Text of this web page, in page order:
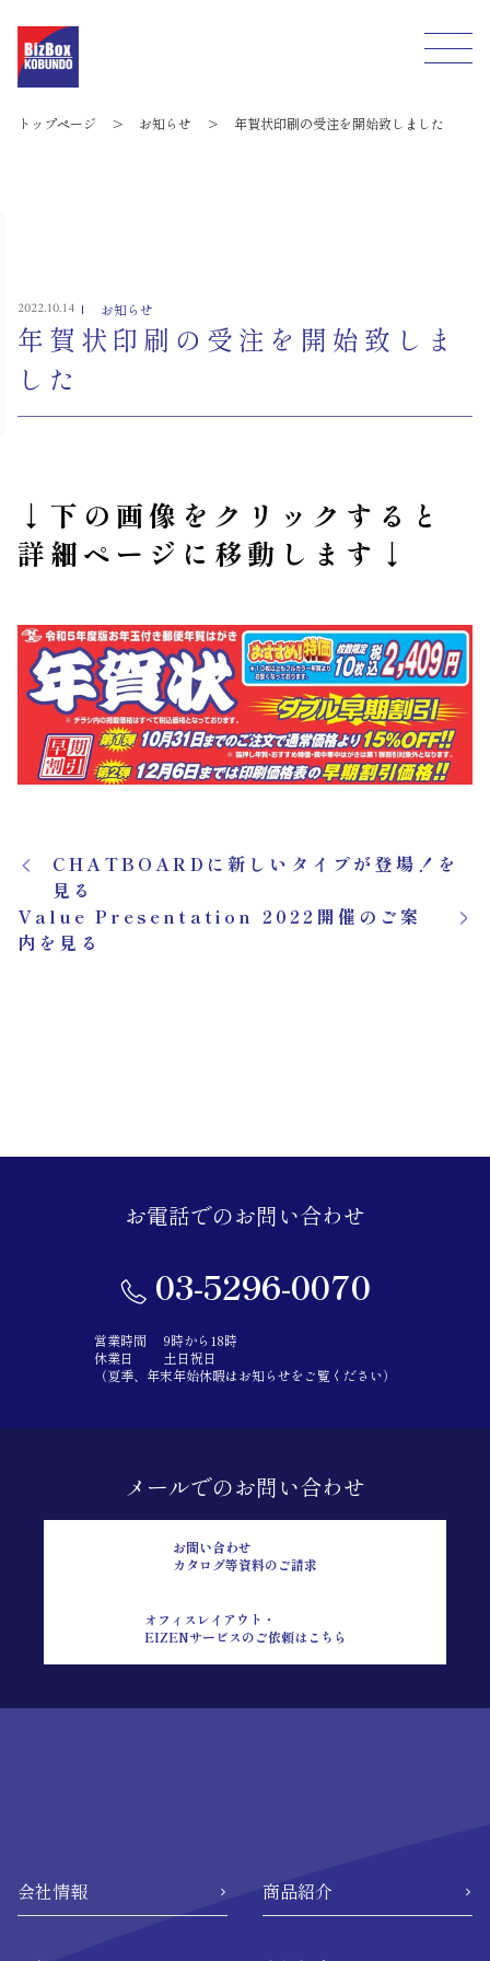
トップページ > お知らせ > 年賀状印刷の受注を開始致しました
2022.10.14 お知らせ
年賀状印刷の受注を開始致しま
した
↓ 下の画像をクリックすると
詳細ページに移動します ↓
CHATBOARDに新しいタイプが登場！を
見る
Value Presentation 2022開催のご案
内を見る
お電話でのお問い合わせ
03-5296-0070
営業時間
9時から18時
休業日
土日祝日
（夏季、年末年始休暇はお知らせをご覧ください）
メールでのお問い合わせ
お問い合わせ
カタログ等資料のご請求
オフィスレイアウト・
EIZENサービスのご依頼はこちら
会社情報 商品紹介